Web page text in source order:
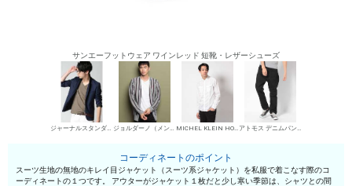
サンエーフットウェア ワインレッド 短靴・レザーシューズ
ジャーナルスタンダード スーツ系ジャケット ジョルダーノ（メンズ） カーディガン MICHEL KLEIN HOMME シャツ アトモス デニムパンツ・ジーンズ
コーディネートのポイント
スーツ生地の無地のキレイ目ジャケット（スーツ系ジャケット）を私服で着こなす際のコ
ーディネートの１つです。 アウターがジャケット１枚だと少し寒い季節は、シャツとの間